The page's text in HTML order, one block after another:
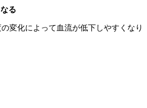
る
変化によって血流が低下しやすくなり